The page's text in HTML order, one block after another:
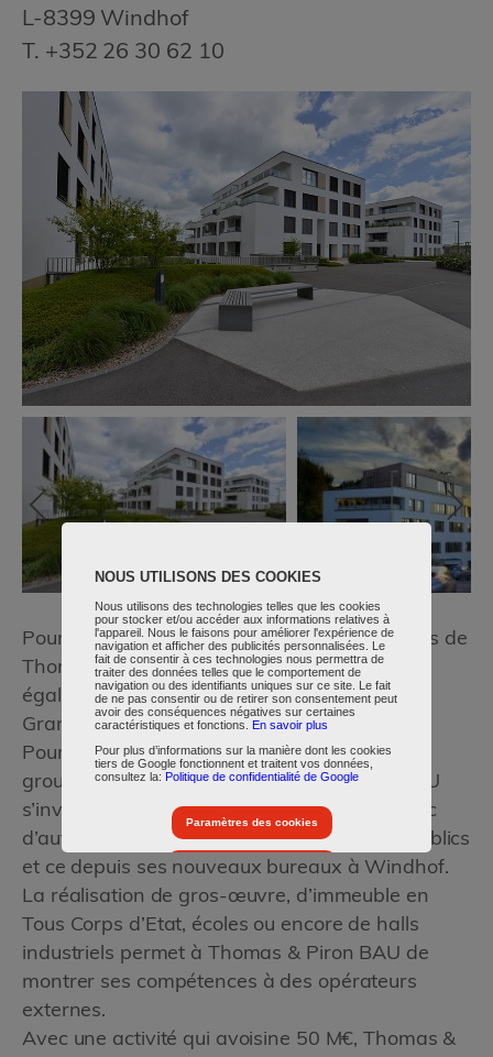
L-8399 Windhof
T. +352 26 30 62 10
Pour compléter les compétences des hommes de
Thomas & Piron BAU, notre société s’entoure
également des meilleurs sous-traitants du
Grand-Duché.
Pour développer ses activités en dehors du
groupe Thomas & Piron, Thomas & Piron BAU
s’investit aussi dans des marchés privés avec
d’autres promoteurs et dans des marchés publics
et ce depuis ses nouveaux bureaux à Windhof.
La réalisation de gros-œuvre, d’immeuble en
Tous Corps d’Etat, écoles ou encore de halls
industriels permet à Thomas & Piron BAU de
montrer ses compétences à des opérateurs
externes.
Avec une activité qui avoisine 50 M€, Thomas &
NOUS UTILISONS DES COOKIES
Nous utilisons des technologies telles que les cookies
pour stocker et/ou accéder aux informations relatives à
l'appareil. Nous le faisons pour améliorer l'expérience de
navigation et afficher des publicités personnalisées. Le
fait de consentir à ces technologies nous permettra de
traiter des données telles que le comportement de
navigation ou des identifiants uniques sur ce site. Le fait
de ne pas consentir ou de retirer son consentement peut
avoir des conséquences négatives sur certaines
caractéristiques et fonctions. En savoir plus
Pour plus d’informations sur la manière dont les cookies
tiers de Google fonctionnent et traitent vos données,
consultez la: Politique de confidentialité de Google
Paramètres des cookies
Accepter tous les cookies